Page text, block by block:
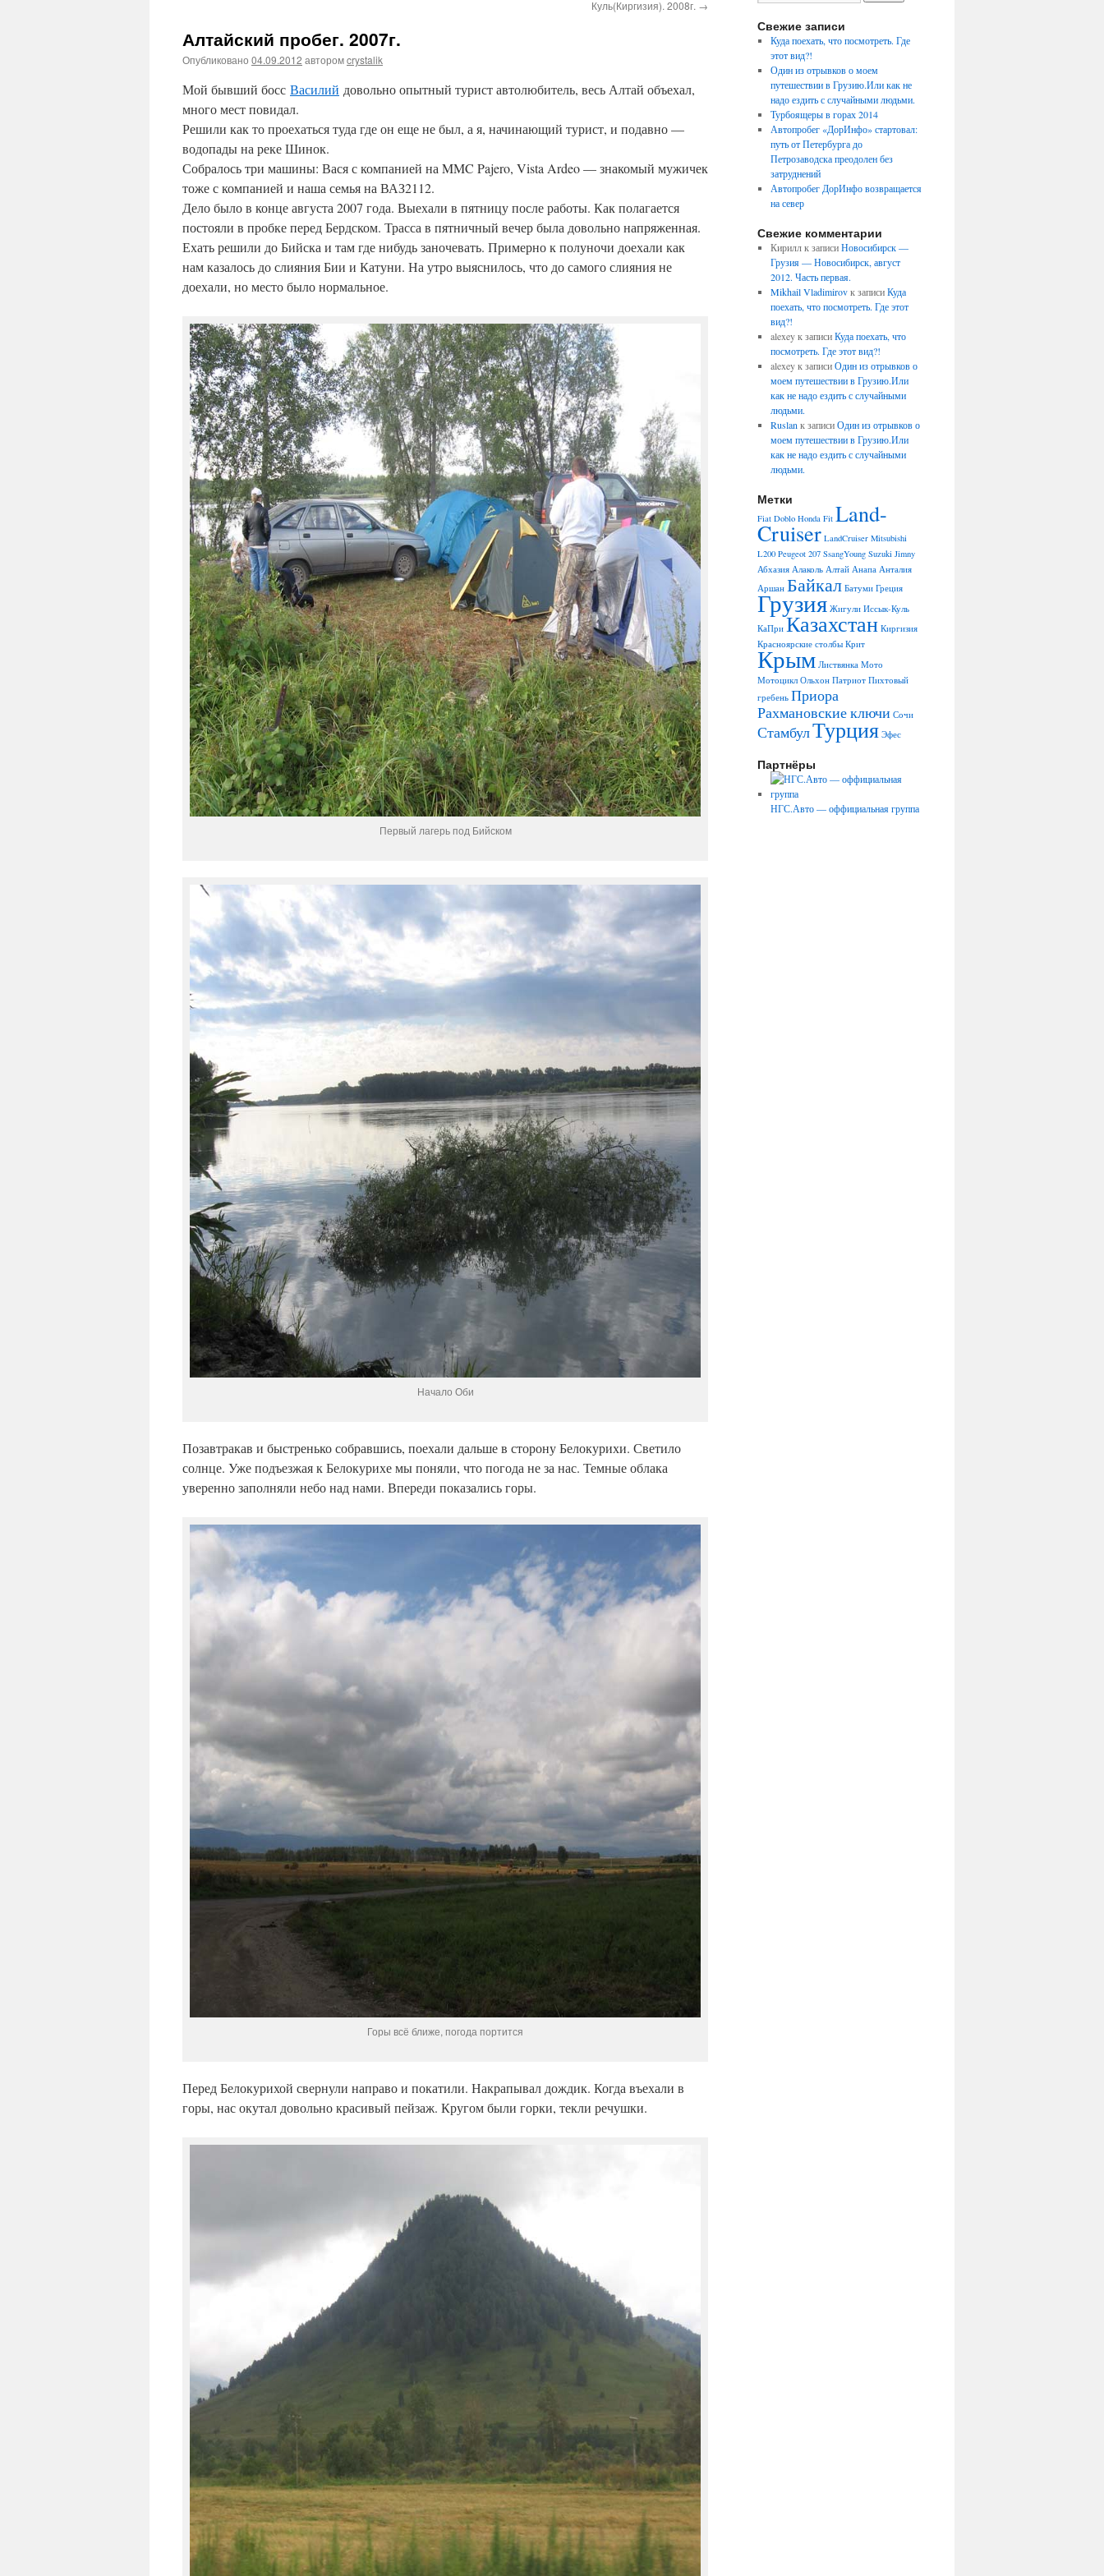
Куль(Киргизия). 2008г. →
Алтайский пробег. 2007г.
Опубликовано 04.09.2012 авторомcrystalik
Мой бывший босс Василий довольно опытный турист автолюбитель, весь Алтай объехал,
много мест повидал.
Решили как то проехаться туда где он еще не был, а я, начинающий турист, и подавно —
водопады на реке Шинок.
Собралось три машины: Вася с компанией на MMC Pajero, Vista Ardeo — знакомый мужичек
тоже с компанией и наша семья на ВАЗ2112.
Дело было в конце августа 2007 года. Выехали в пятницу после работы. Как полагается
постояли в пробке перед Бердском. Трасса в пятничный вечер была довольно напряженная.
Ехать решили до Бийска и там где нибудь заночевать. Примерно к полуночи доехали как
нам казалось до слияния Бии и Катуни. На утро выяснилось, что до самого слияния не
доехали, но место было нормальное.
Первый лагерь под Бийском
Начало Оби
Позавтракав и быстренько собравшись, поехали дальше в сторону Белокурихи. Светило
солнце. Уже подъезжая к Белокурихе мы поняли, что погода не за нас. Темные облака
уверенно заполняли небо над нами. Впереди показались горы.
Горы всё ближе, погода портится
Перед Белокурихой свернули направо и покатили. Накрапывал дождик. Когда въехали в
горы, нас окутал довольно красивый пейзаж. Кругом были горки, текли речушки.
Свежие записи
Куда поехать, что посмотреть. Где
этот вид?!
Один из отрывков о моем
путешествии в Грузию.Или как не
надо ездить с случайными людьми.
Турбоящеры в горах 2014
Автопробег «ДорИнфо» стартовал:
путь от Петербурга до
Петрозаводска преодолен без
затруднений
Автопробег ДорИнфо возвращается
на север
Свежие комментарии
Кириллк записиНовосибирск —
Грузия — Новосибирск, август
2012. Часть первая.
Mikhail Vladimirovк записиКуда
поехать, что посмотреть. Где этот
вид?!
alexeyк записиКуда поехать, что
посмотреть. Где этот вид?!
alexeyк записиОдин из отрывков о
моем путешествии в Грузию.Или
как не надо ездить с случайными
людьми.
Ruslan к записиОдин из отрывков о
моем путешествии в Грузию.Или
как не надо ездить с случайными
людьми.
Метки
Fiat Doblo Honda Fit Land-
Cruiser LandCruiser Mitsubishi
L200 Peugeot 207 SsangYoung Suzuki Jimny
Абхазия Алаколь Алтай Анапа Анталия
Аршан Байкал Батуми Греция
Грузия Жигули Иссык-Куль
КаПри Казахстан Киргизия
Красноярские столбы Крит
Крым Листвянка Мото
Мотоцикл Ольхон Патриот Пихтовый
гребень Приора
Рахмановские ключи Сочи
СтамбулТурция Эфес
Партнёры
НГС.Авто — оффициальная группа